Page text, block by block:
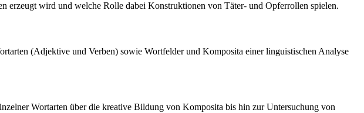
erzeugt wird und welche Rolle dabei Konstruktionen von Täter- und Opferrollen spielen.
(Adjektive und Verben) sowie Wortfelder und Komposita einer linguistischen Analyse
Wortarten über die kreative Bildung von Komposita bis hin zur Untersuchung von